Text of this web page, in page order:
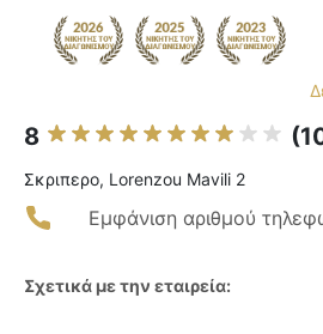
8
Σκριπερο, Lorenzou Mavili 2
Εμφάνιση αριθμού
Σχετικά με την εταιρεία: